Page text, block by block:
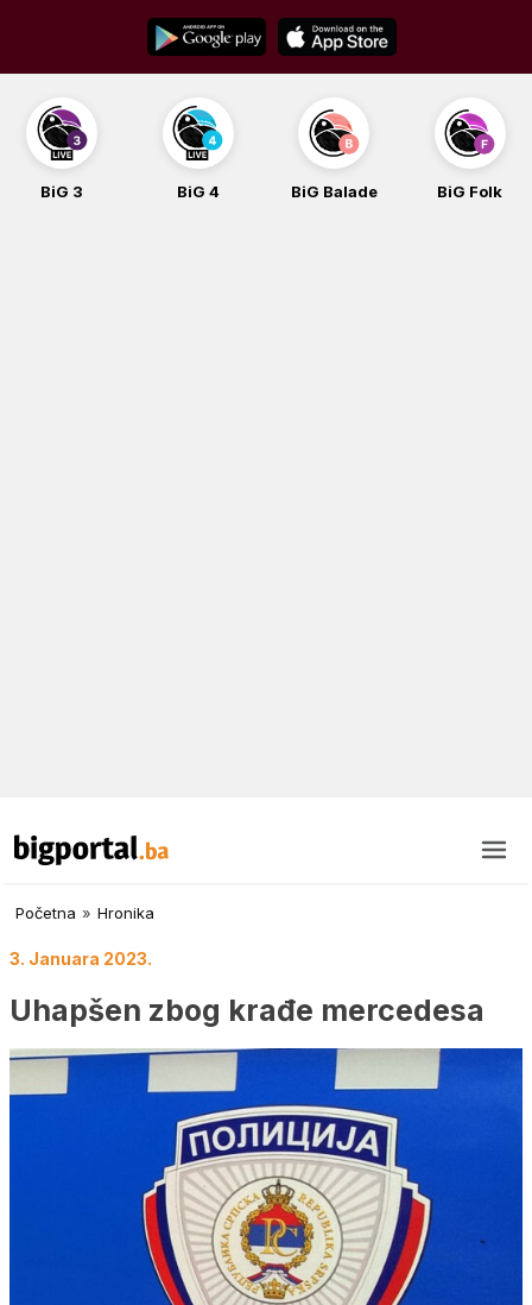
content
BiG 3 BiG 4 BiG Balade BiG Folk
Početna » Hronika
3. Januara 2023.
Uhapšen zbog krađe mercedesa